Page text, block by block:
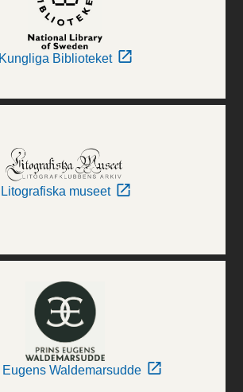
Kungliga Biblioteket
Litografiska museet
Eugens Waldemarsudde